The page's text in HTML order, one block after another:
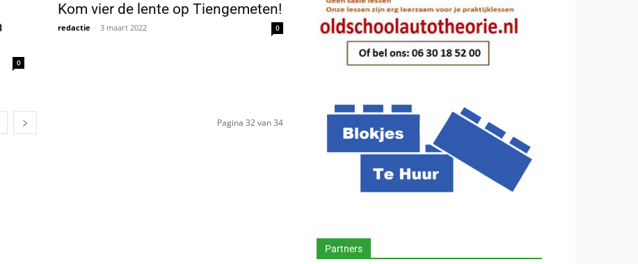
0
Kom vier de lente op Tiengemeten!
redactie - 3 maart 2022 0
Pagina 32 van 34
Partners